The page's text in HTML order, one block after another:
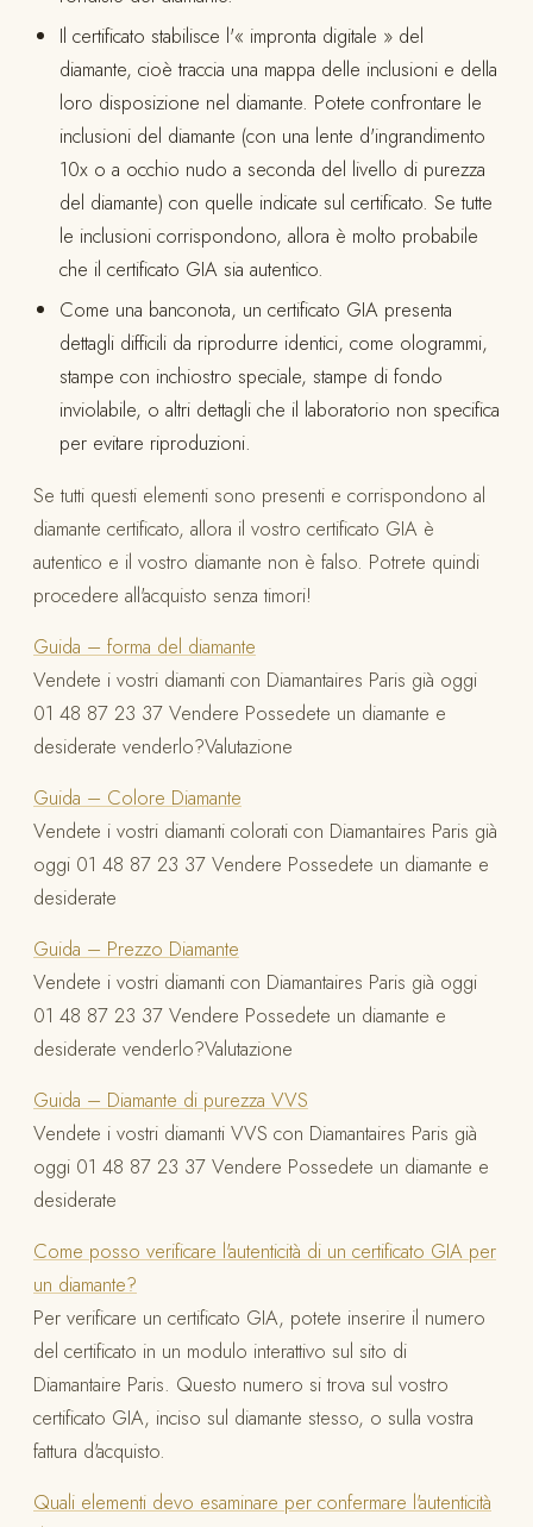
Il certificato stabilisce l'« impronta digitale » del
diamante, cioè traccia una mappa delle inclusioni e della
loro disposizione nel diamante. Potete confrontare le
inclusioni del diamante (con una lente d'ingrandimento
10x o a occhio nudo a seconda del livello di purezza
del diamante) con quelle indicate sul certificato. Se tutte
le inclusioni corrispondono, allora è molto probabile
che il certificato GIA sia autentico.
Come una banconota, un certificato GIA presenta
dettagli difficili da riprodurre identici, come ologrammi,
stampe con inchiostro speciale, stampe di fondo
inviolabile, o altri dettagli che il laboratorio non specifica
per evitare riproduzioni.
Se tutti questi elementi sono presenti e corrispondono al
diamante certificato, allora il vostro certificato GIA è
autentico e il vostro diamante non è falso. Potrete quindi
procedere all'acquisto senza timori!
Guida – forma del diamante
Vendete i vostri diamanti con Diamantaires Paris già oggi
01 48 87 23 37 Vendere Possedete un diamante e
desiderate venderlo?Valutazione
Guida – Colore Diamante
Vendete i vostri diamanti colorati con Diamantaires Paris già
oggi 01 48 87 23 37 Vendere Possedete un diamante e
desiderate
Guida – Prezzo Diamante
Vendete i vostri diamanti con Diamantaires Paris già oggi
01 48 87 23 37 Vendere Possedete un diamante e
desiderate venderlo?Valutazione
Guida – Diamante di purezza VVS
Vendete i vostri diamanti VVS con Diamantaires Paris già
oggi 01 48 87 23 37 Vendere Possedete un diamante e
desiderate
Come posso verificare l'autenticità di un certificato GIA per
un diamante?
Per verificare un certificato GIA, potete inserire il numero
del certificato in un modulo interattivo sul sito di
Diamantaire Paris. Questo numero si trova sul vostro
certificato GIA, inciso sul diamante stesso, o sulla vostra
fattura d'acquisto.
Quali elementi devo esaminare per confermare l'autenticità